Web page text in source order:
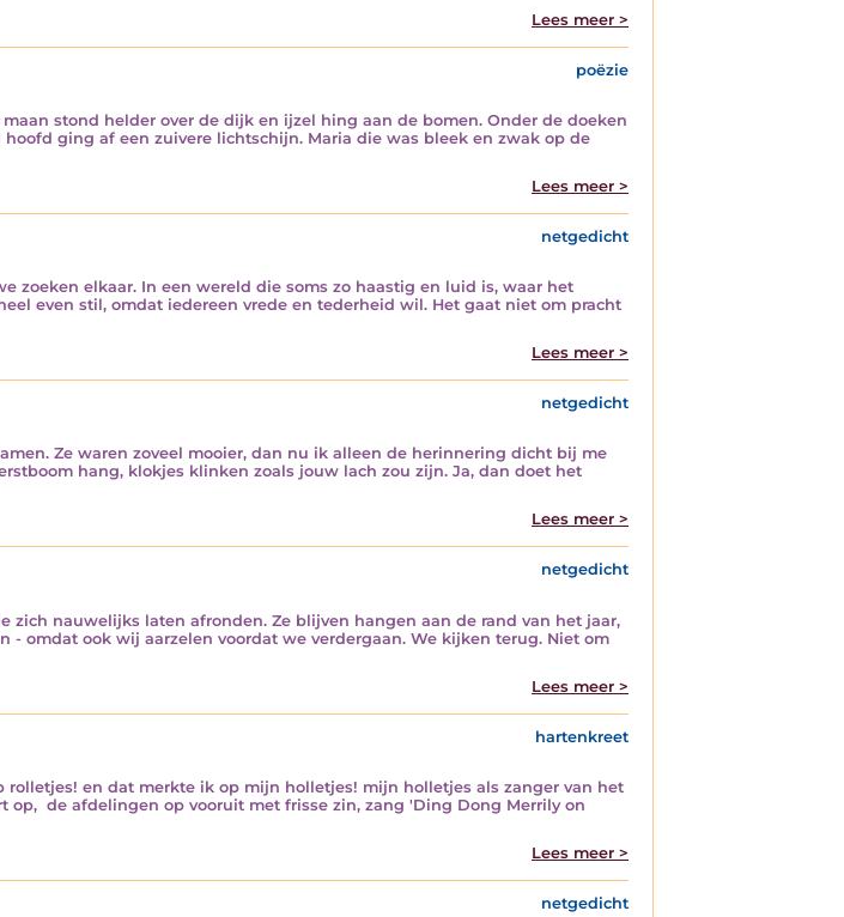
Lees meer >
poëzie
stond helder over de dijk en ijzel hing aan de bomen. Onder de doeken
ging af een zuivere lichtschijn. Maria die was bleek en zwak op de
Lees meer >
netgedicht
zoeken elkaar. In een wereld die soms zo haastig en luid is, waar het
even stil, omdat iedereen vrede en tederheid wil. Het gaat niet om pracht
Lees meer >
netgedicht
Ze waren zoveel mooier, dan nu ik alleen de herinnering dicht bij me
hang, klokjes klinken zoals jouw lach zou zijn. Ja, dan doet het
Lees meer >
netgedicht
zich nauwelijks laten afronden. Ze blijven hangen aan de rand van het jaar,
omdat ook wij aarzelen voordat we verdergaan. We kijken terug. Niet om
Lees meer >
hartenkreet
rolletjes! en dat merkte ik op mijn holletjes! mijn holletjes als zanger van het
op, de afdelingen op vooruit met frisse zin, zang 'Ding Dong Merrily on
Lees meer >
netgedicht